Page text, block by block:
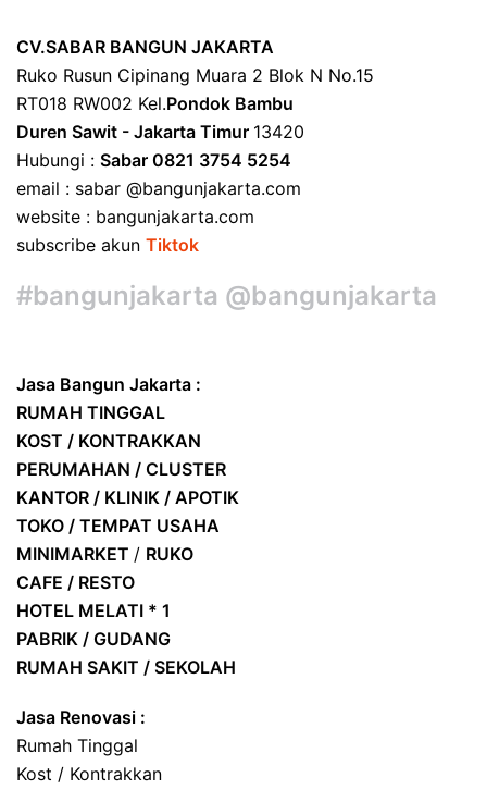
CV.SABAR BANGUN JAKARTA
Ruko Rusun Cipinang Muara 2 Blok N No.15
RT018 RW002 Kel.Pondok Bambu
Duren Sawit - Jakarta Timur 13420
Hubungi : Sabar 0821 3754 5254
email : sabar @bangunjakarta.com
website : bangunjakarta.com
subscribe akun Tiktok
#bangunjakarta @bangunjakarta
Jasa Bangun Jakarta :
RUMAH TINGGAL
KOST / KONTRAKKAN
PERUMAHAN / CLUSTER
KANTOR / KLINIK / APOTIK
TOKO / TEMPAT USAHA
MINIMARKET / RUKO
CAFE / RESTO
HOTEL MELATI * 1
PABRIK / GUDANG
RUMAH SAKIT / SEKOLAH
Jasa Renovasi :
Rumah Tinggal
Kost / Kontrakkan